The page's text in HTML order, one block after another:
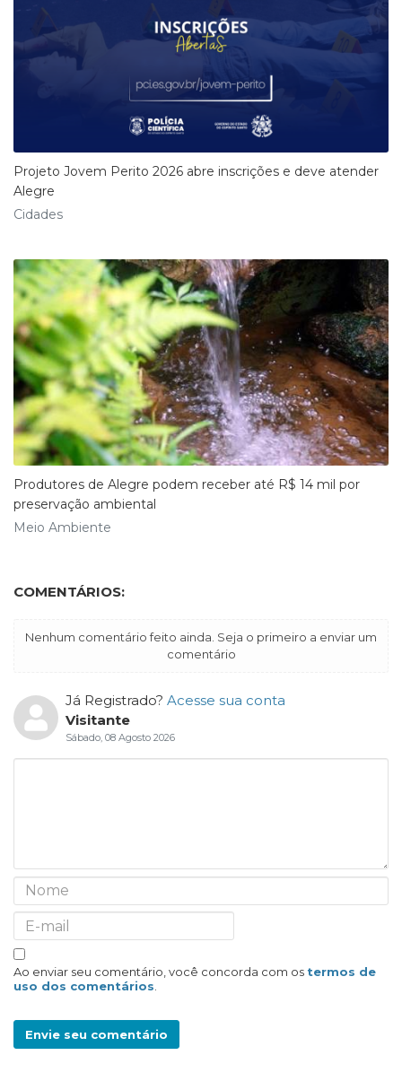
Projeto Jovem Perito 2026 abre inscrições e deve atender
Alegre
Cidades
Produtores de Alegre podem receber até R$ 14 mil por
preservação ambiental
Meio Ambiente
COMENTÁRIOS:
Nenhum comentário feito ainda. Seja o primeiro a enviar um
comentário
Já Registrado? Acesse sua conta
Visitante
Sábado, 08 Agosto 2026
Ao enviar seu comentário, você concorda com os termos de
uso dos comentários
Envie seu comentário